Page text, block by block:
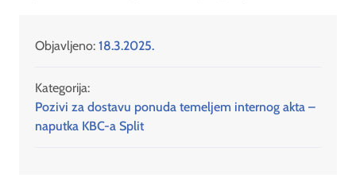
Objavljeno: 18.3.2025.
Kategorija:
Pozivi za dostavu ponuda temeljem internog akta –
naputka KBC-a Split